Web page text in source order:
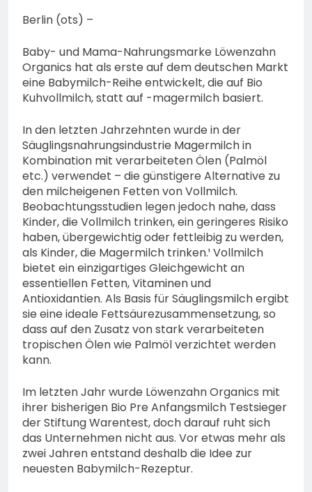
eines Fotos
Berlin (ots) –
Baby- und Mama-Nahrungsmarke Löwenzahn
Organics hat als erste auf dem deutschen Markt
eine Babymilch-Reihe entwickelt, die auf Bio
Kuhvollmilch, statt auf -magermilch basiert.
In den letzten Jahrzehnten wurde in der
Säuglingsnahrungsindustrie Magermilch in
Kombination mit verarbeiteten Ölen (Palmöl
etc.) verwendet – die günstigere Alternative zu
den milcheigenen Fetten von Vollmilch.
Beobachtungsstudien legen jedoch nahe, dass
Kinder, die Vollmilch trinken, ein geringeres Risiko
haben, übergewichtig oder fettleibig zu werden,
als Kinder, die Magermilch trinken.¹ Vollmilch
bietet ein einzigartiges Gleichgewicht an
essentiellen Fetten, Vitaminen und
Antioxidantien. Als Basis für Säuglingsmilch ergibt
sie eine ideale Fettsäurezusammensetzung, so
dass auf den Zusatz von stark verarbeiteten
tropischen Ölen wie Palmöl verzichtet werden
kann.
Im letzten Jahr wurde Löwenzahn Organics mit
ihrer bisherigen Bio Pre Anfangsmilch Testsieger
der Stiftung Warentest, doch darauf ruht sich
das Unternehmen nicht aus. Vor etwas mehr als
zwei Jahren entstand deshalb die Idee zur
neuesten Babymilch-Rezeptur.